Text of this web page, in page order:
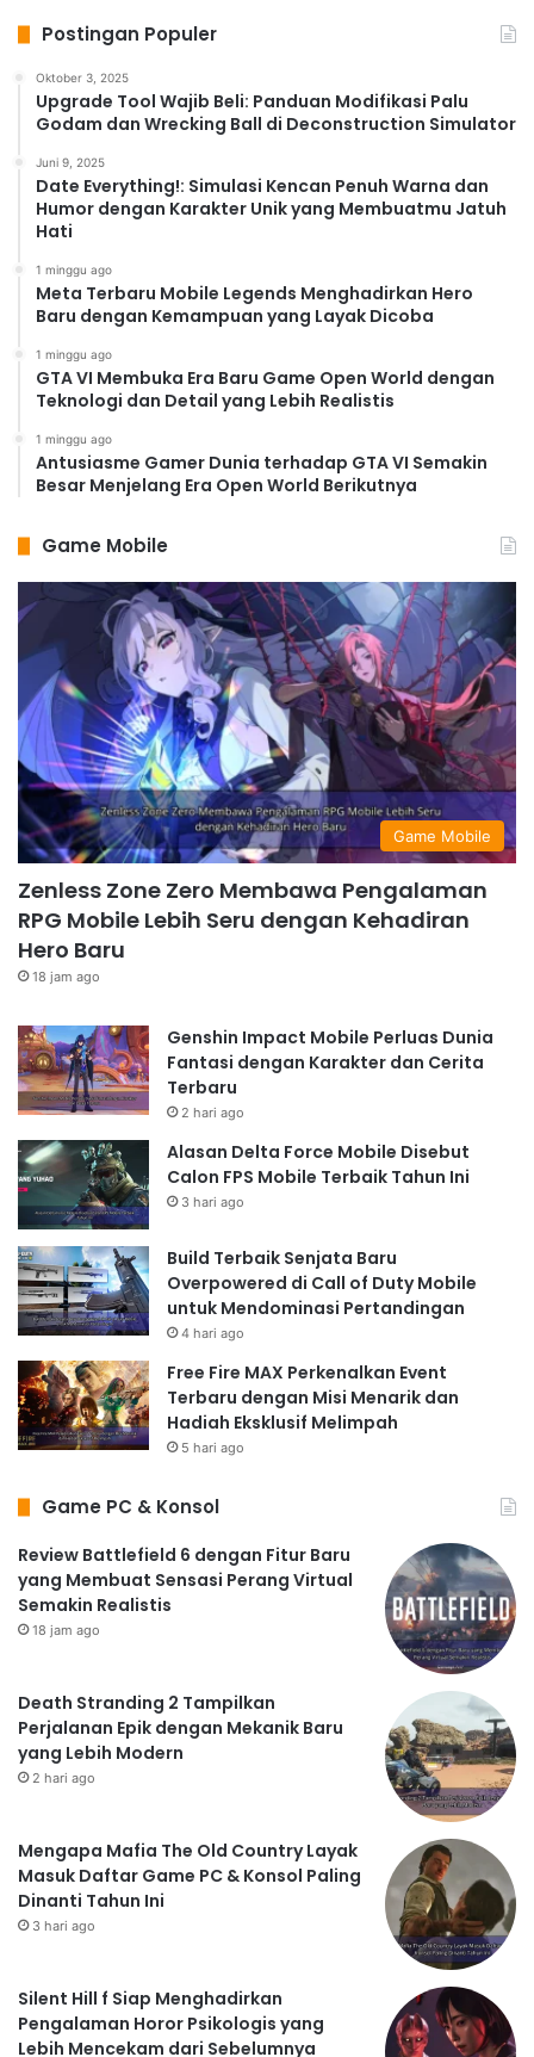
Postingan Populer
Oktober 3, 2025
Upgrade Tool Wajib Beli: Panduan Modifikasi Palu
Godam dan Wrecking Ball di Deconstruction Simulator
Juni 9, 2025
Date Everything!: Simulasi Kencan Penuh Warna dan
Humor dengan Karakter Unik yang Membuatmu Jatuh
Hati
1 minggu ago
Meta Terbaru Mobile Legends Menghadirkan Hero
Baru dengan Kemampuan yang Layak Dicoba
1 minggu ago
GTA VI Membuka Era Baru Game Open World dengan
Teknologi dan Detail yang Lebih Realistis
1 minggu ago
Antusiasme Gamer Dunia terhadap GTA VI Semakin
Besar Menjelang Era Open World Berikutnya
Game Mobile
Game Mobile
Zenless Zone Zero Membawa Pengalaman
RPG Mobile Lebih Seru dengan Kehadiran
Hero Baru
18 jam ago
Genshin Impact Mobile Perluas Dunia
Fantasi dengan Karakter dan Cerita
Terbaru
2 hari ago
Alasan Delta Force Mobile Disebut
Calon FPS Mobile Terbaik Tahun Ini
3 hari ago
Build Terbaik Senjata Baru
Overpowered di Call of Duty Mobile
untuk Mendominasi Pertandingan
4 hari ago
Free Fire MAX Perkenalkan Event
Terbaru dengan Misi Menarik dan
Hadiah Eksklusif Melimpah
5 hari ago
Game PC & Konsol
Review Battlefield 6 dengan Fitur Baru
yang Membuat Sensasi Perang Virtual
Semakin Realistis
18 jam ago
Death Stranding 2 Tampilkan
Perjalanan Epik dengan Mekanik Baru
yang Lebih Modern
2 hari ago
Mengapa Mafia The Old Country Layak
Masuk Daftar Game PC & Konsol Paling
Dinanti Tahun Ini
3 hari ago
Silent Hill f Siap Menghadirkan
Pengalaman Horor Psikologis yang
Lebih Mencekam dari Sebelumnya